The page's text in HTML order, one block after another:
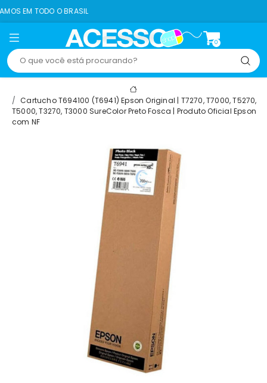
BRASIL
0
Cartucho T694100 (T6941) Epson Original | T7270, T7000, T5270,
T5000, T3270, T3000 SureColor Preto Fosca | Produto Oficial Epson
com NF